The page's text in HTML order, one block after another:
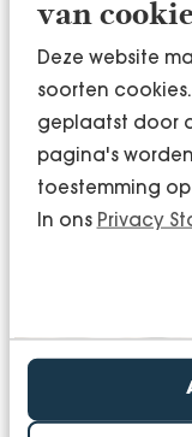
van
Deze website
soorten
geplaatst door
pagina's
toestemming
In ons Privacy
Toestemming
Ja, ik geef
verwerken